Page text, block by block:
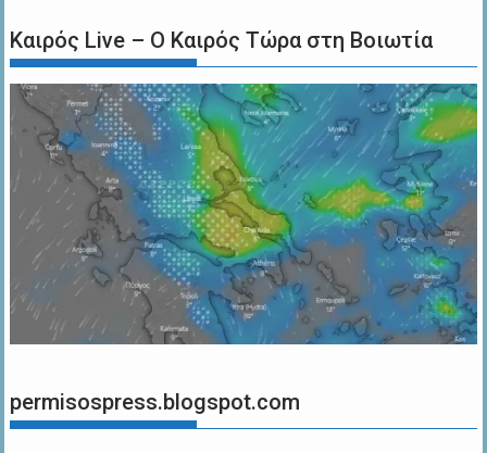
Καιρός Live – Ο Καιρός Τώρα στη Βοιωτία
permisospress.blogspot.com